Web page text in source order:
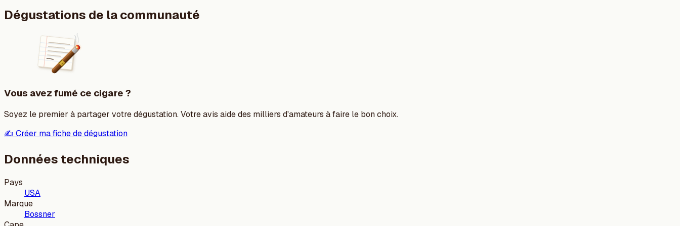
Dégustations de la communauté
Vous avez fumé ce cigare ?
Soyez le premier à partager votre dégustation. Votre avis aide des milliers d'amateurs à faire le bon choix.
✍️ Créer ma fiche de dégustation
Données techniques
Pays
USA
Marque
Bossner